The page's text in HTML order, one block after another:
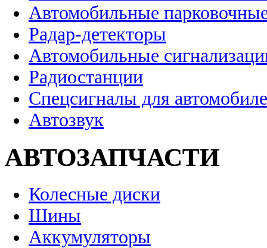
Автомобильные
Радар-детекторы
Автомобильные
Радиостанции
Спецсигналы для
Автозвук
АВТОЗАПЧАСТИ
Колесные диски
Шины
Аккумуляторы